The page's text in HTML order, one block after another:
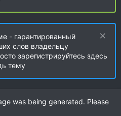
- гарантированный
слов владельцу
зарегистрируйтесь здесь
тему
was being generated. Please